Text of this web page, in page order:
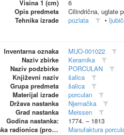
Visina 1 (cm)
6
Opis predmeta
Cilindrična, uglate
Tehnika izrade
pozlata •
Inventarna oznaka
MUO-001022
Naziv zbirke
Keramika
Naziv podzbirke
PORCULAN
Književni naziv
šalica
Grupa predmeta
šalica
Materijal izrade
porculan
Država nastanka
Njemačka
Grad nastanka
Meissen
Godina nastanka:
1774. – 1813
Autorska radionica (proizvođač)
Manufaktura